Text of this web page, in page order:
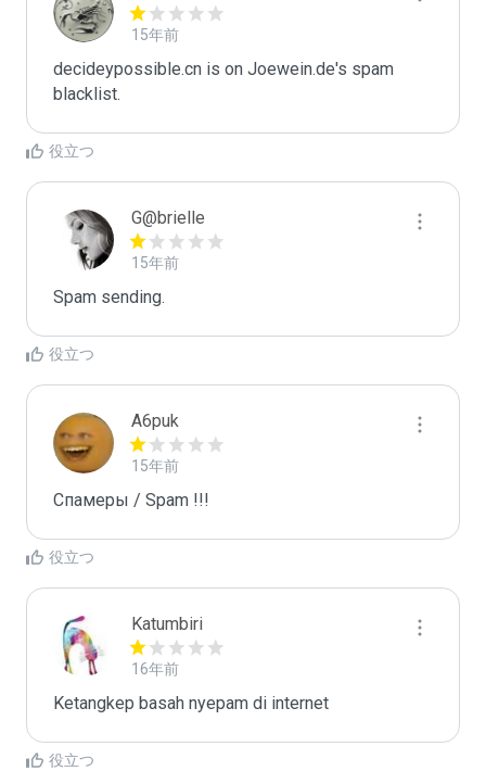
15年前
decideypossible.cn is on Joewein.de's spam
blacklist.
役立つ
G@brielle
15年前
Spam sending.
役立つ
A6puk
15年前
Спамеры / Spam !!!
役立つ
Katumbiri
16年前
Ketangkep basah nyepam di internet
役立つ